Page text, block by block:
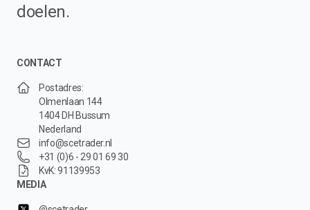
doelen.
CONTACT
Postadres:
Olmenlaan 144
1404 DH Bussum
Nederland
info@scetrader.nl
+31 (0)6 - 29 01 69 30
KvK: 91139953
MEDIA